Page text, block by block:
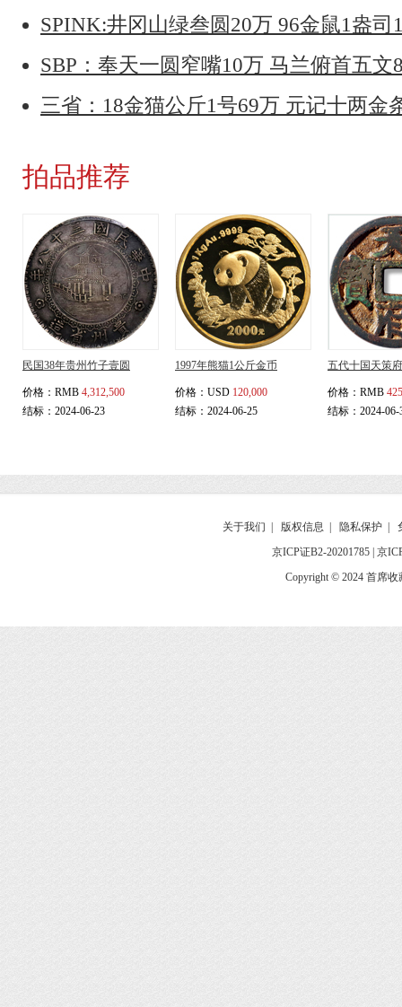
SPINK:井冈山绿叁圆20万 96金鼠1盎司
SBP：奉天一圆窄嘴10万 马兰俯首五文
三省：18金猫公斤1号69万 元记十两金
拍品推荐
民国38年贵州竹子壹圆
价格： RMB 4,312,500
结标：2024-06-23
1997年熊猫1公斤金币
价格： USD 120,000
结标：2024-06-25
五代十国天策
价格： RMB
结标：2024-06-
关于我们 版权信息 隐私保护
京ICP证B2-20201785 京
Copyright © 2024 首席收